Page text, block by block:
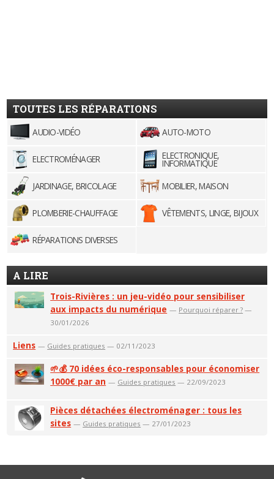
TOUTES LES RÉPARATIONS
AUDIO-VIDÉO AUTO-MOTO
ELECTROMÉNAGER ELECTRONIQUE,
INFORMATIQUE
JARDINAGE, BRICOLAGE
MOBILIER, MAISON
PLOMBERIE-CHAUFFAGE VÊTEMENTS, LINGE, BIJOUX
RÉPARATIONS DIVERSES
A LIRE
Trois-Rivières : un jeu-vidéo pour sensibiliser
aux impacts du numérique — Pourquoi réparer ? —
30/01/2026
Liens — Guides pratiques — 02/11/2023
🌱💰 70 idées éco-responsables pour économiser
1000€ par an — Guides pratiques — 22/09/2023
Pièces détachées électroménager : tous les
sites — Guides pratiques — 27/01/2023